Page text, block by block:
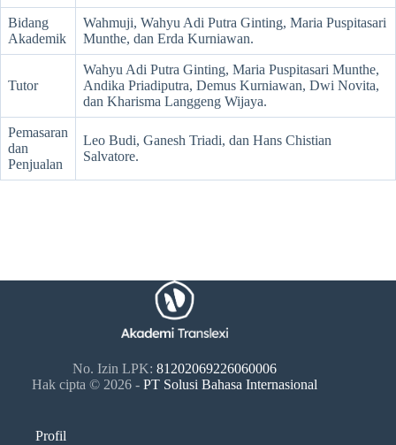
Bidang
Akademik
Wahmuji, Wahyu Adi Putra Ginting, Maria Puspitasari
Munthe, dan Erda Kurniawan.
Tutor
Wahyu Adi Putra Ginting, Maria Puspitasari Munthe,
Andika Priadiputra, Demus Kurniawan, Dwi Novita,
dan Kharisma Langgeng Wijaya.
Pemasaran
dan
Penjualan
Leo Budi, Ganesh Triadi, dan Hans Chistian
Salvatore.
No. Izin LPK: 81202069226060006
Hak cipta © 2026 - PT Solusi Bahasa Internasional
Profil